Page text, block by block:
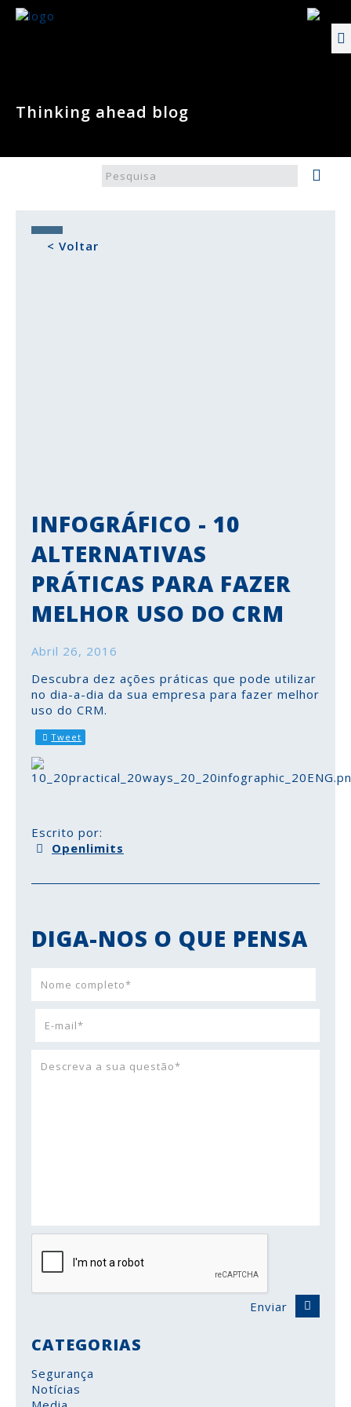
Thinking ahead blog
< Voltar
INFOGRÁFICO - 10
ALTERNATIVAS
PRÁTICAS PARA FAZER
MELHOR USO DO CRM
Abril 26, 2016
Descubra dez ações práticas que pode utilizar
no dia-a-dia da sua empresa para fazer melhor
uso do CRM.
Tweet
Escrito por:
Openlimits
DIGA-NOS O QUE PENSA
Enviar
CATEGORIAS
Segurança
Notícias